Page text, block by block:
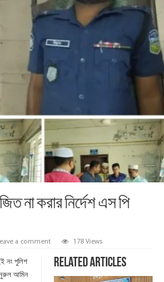
না করার নির্দেশ এস পি
a comment 178 Views
Related Articles
নং পুলিশ
নুরুল আমিন